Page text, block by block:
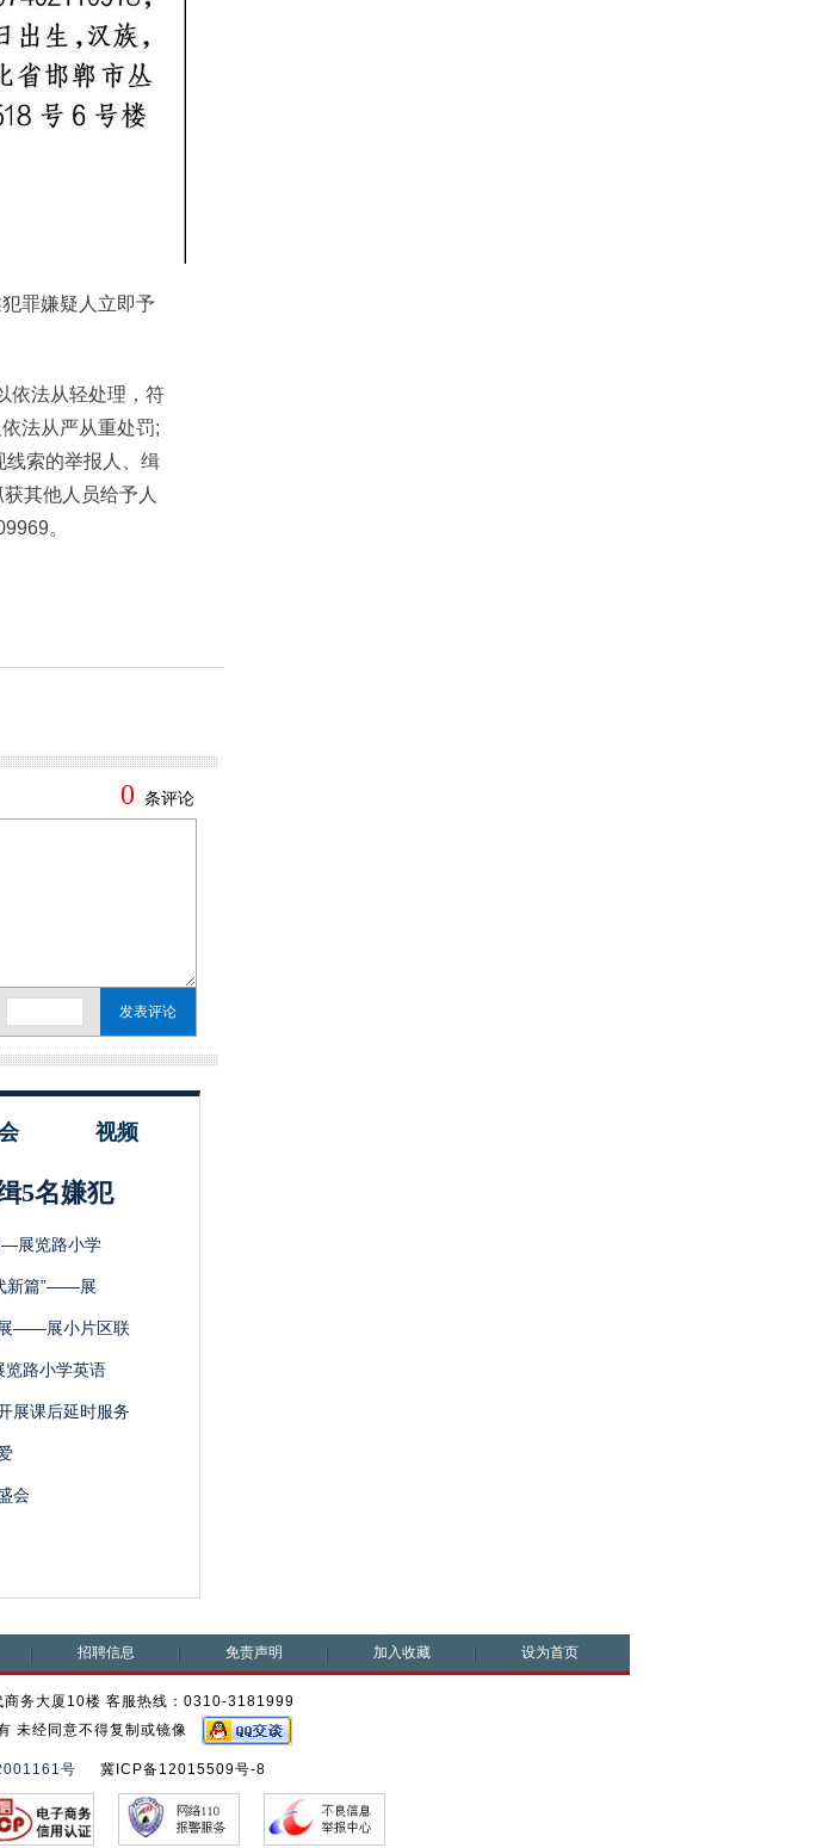
罪嫌疑人立即予
法从轻处理，符
法从严从重处罚;
线索的举报人、缉
其他人员给予人
。
视频
5名嫌犯
—展览路小学
新篇”——展
——展小片区联
路小学英语
展课后延时服务
会
招聘信息 免责声明 加入收藏 设为首页
商务大厦10楼 客服热线：0310-3181999
未经同意不得复制或镜像
号 冀ICP备12015509号-8